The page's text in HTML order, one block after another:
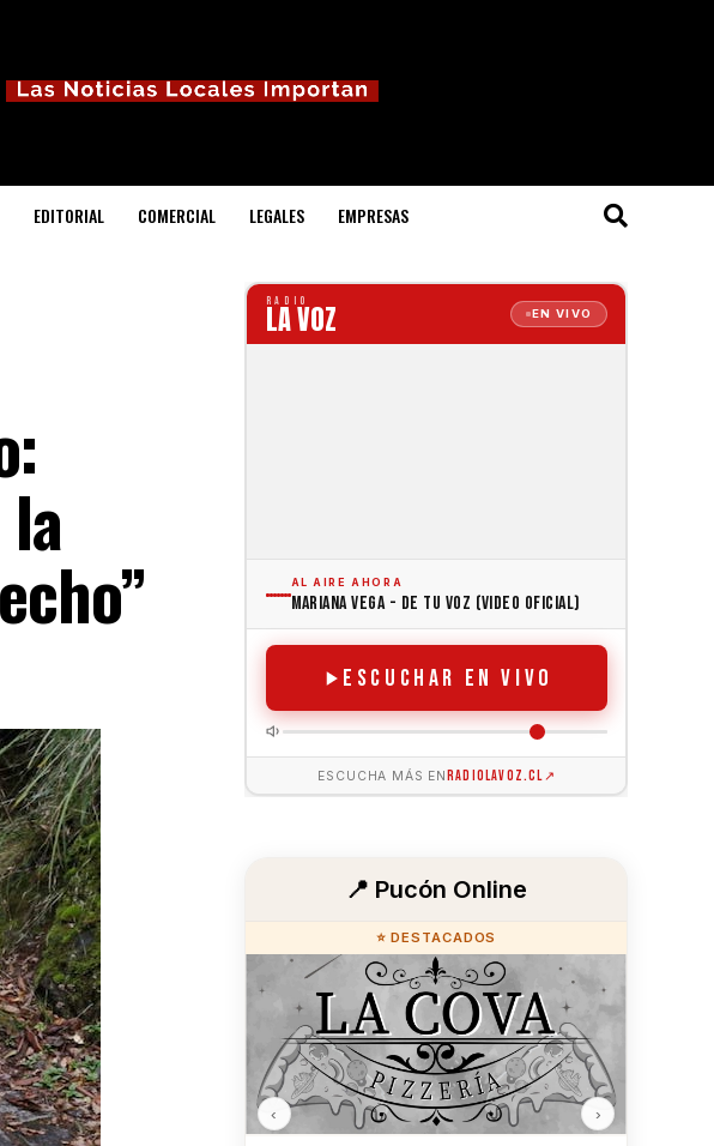
EDITORIAL COMERCIAL LEGALES EMPRESAS
📍 Pucón Online
⭐ DESTACADOS
‹ ›